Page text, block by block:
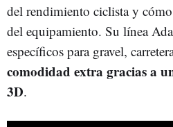
del rendimiento ciclista y
del equipamiento. Su línea
específicos para gravel,
comodidad extra gracias a
3D.